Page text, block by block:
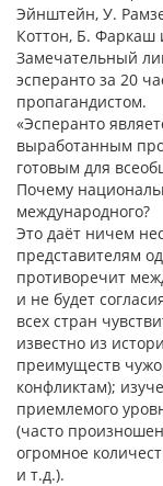
Эйнштейн, У.
Коттон, Б.
Замечательный
эсперанто за 20
пропагандистом.
«Эсперанто
выработанным
готовым для
Почему
международного?
Это даёт ничем
представителям
противоречит
и не будет
всех стран
известно из
преимуществ
конфликтам);
приемлемого
(часто
огромное
и т.д.).